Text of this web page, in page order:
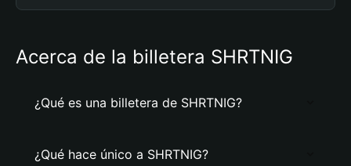
Acerca de la billetera SHRTNIG
¿Qué es una billetera de SHRTNIG?
¿Qué hace único a SHRTNIG?